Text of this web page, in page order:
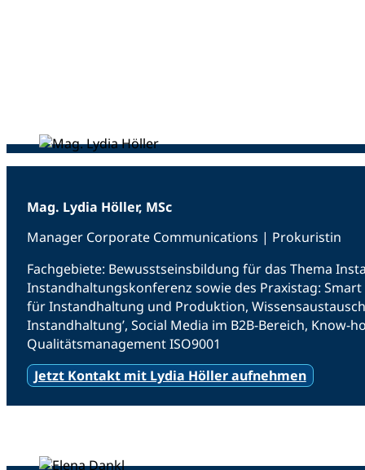
Mag. Lydia Höller, MSc
Manager Corporate Communications | Prokuristin
Fachgebiete: Bewusstseinsbildung für das Thema
Instandhaltungskonferenz sowie des Praxistag:
für Instandhaltung und Produktion,
Instandhaltung’, Social Media im B2B-Bereich,
Qualitätsmanagement ISO9001
Jetzt Kontakt mit Lydia Höller aufnehmen